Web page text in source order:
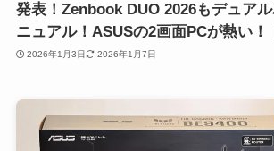
発表！Zenbook DUO 2026もデュア
ニュアル！ASUSの2画面PCが熱い！
2026年1月3日 2026年1月7日